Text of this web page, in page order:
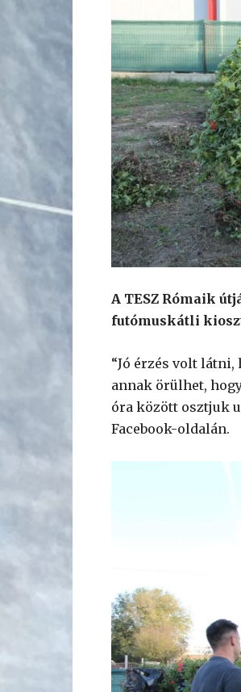
A TESZ Rómaik
futómuskátli
“Jó érzés volt
annak örülhet,
óra között osztjuk
Facebook-oldalán.